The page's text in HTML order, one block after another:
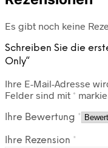
Es gibt noch keine
Schreiben Sie die
Only“
Ihre E-Mail-Adresse
Felder sind mit *
Ihre Bewertung *
Ihre Rezension *